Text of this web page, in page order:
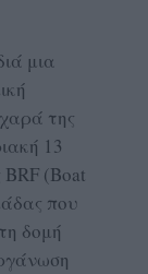
μια
της
13
(Boat
που
δομή